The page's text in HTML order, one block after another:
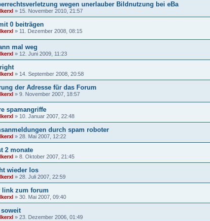
wegen unerlauber Bildnutzung bei eBa
» 15. November 2010, 21:57
0 beiträgen
» 11. Dezember 2008, 08:15
mal weg
» 12. Juni 2009, 11:23
» 14. September 2008, 20:58
der Adresse für das Forum
» 9. November 2007, 18:57
spamangriffe
» 10. Januar 2007, 22:48
durch spam roboter
» 28. Mai 2007, 12:22
2 monate
» 8. Oktober 2007, 21:45
wieder los
» 28. Juli 2007, 22:59
link zum forum
» 30. Mai 2007, 09:40
» 23. Dezember 2006, 01:49